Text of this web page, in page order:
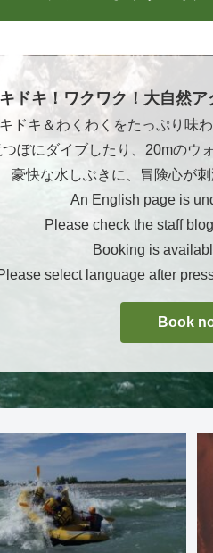
キドキ！ワクワク！大自然
キドキ＆わくわくをたっぷり味
ぼにダイブしたり、20mのウ
豪快な水しぶきに、冒険心が
An English page is
Please check the staff
Booking is
select language after
Book